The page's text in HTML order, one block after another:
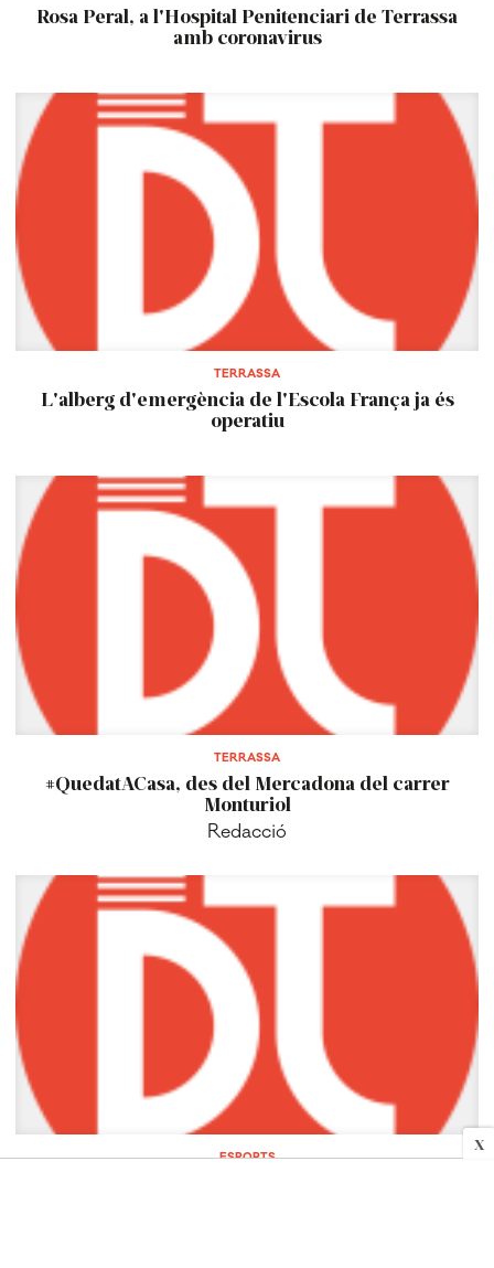
X
Rosa Peral, a l'Hospital Penitenciari de Terrassa
amb coronavirus
TERRASSA
L'alberg d'emergència de l'Escola França ja és
operatiu
TERRASSA
#QuedatACasa, des del Mercadona del carrer
Monturiol
Redacció
ESPORTS